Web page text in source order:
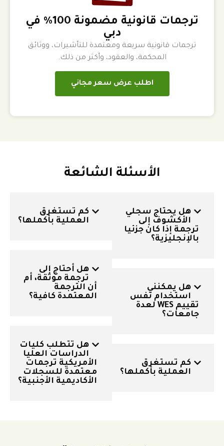
ترجمات قانونية مضمونة 100٪ في
دبي
ترجمات قانونية سريعة ومعتمدة للتأشيرات، ووثائق
المحكمة، والعقود، وأكثر من ذلك.
اطلب عرض سعر مجاني
الأسئلة الشائعة
هل يحتاج سجلي
الأكشوف إلى
ترجمة إذا كان جزئيا
بالإنجليزية؟
هل يمكنني
استخدام نفس
تقييم WES لعدة
جامعات؟
كم تستغرق
العملية بأكملها؟
كم تستغرق
العملية بأكملها؟
هل أحتاج إلى
ترجمة موثقة، أم
أن الترجمة
المعتمدة كافية؟
هل تتطلب كليات
الدراسات العليا
الأمريكية ترجمات
معتمدة للسجلات
الأكاديمية الأجنبية؟